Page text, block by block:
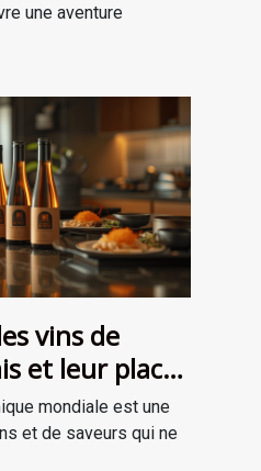
une aventure
vins de
et leur place
mondiale est une
et de saveurs qui ne